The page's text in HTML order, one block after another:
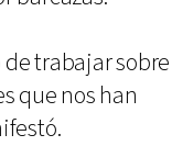
trabajar sobre
que nos han